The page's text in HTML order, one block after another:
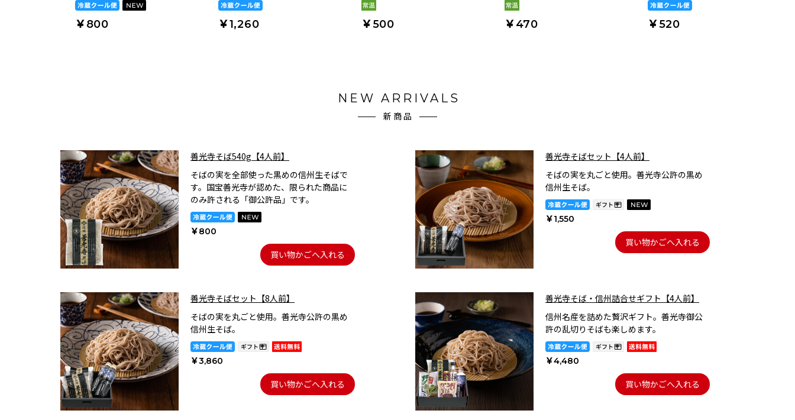
￥800 ￥1,260 ￥500 ￥470 ￥520
NEW ARRIVALS
新商品
善光寺そば540g【4人前】
そばの実を全部使った黒めの信州生そばで
す。国宝善光寺が認めた、限られた商品に
のみ許される「御公許品」です。
￥800
買い物かごへ入れる
善光寺そばセット【4人前】
そばの実を丸ごと使用。善光寺公許の黒め
信州生そば。
￥1,550
買い物かごへ入れる
善光寺そばセット【8人前】
そばの実を丸ごと使用。善光寺公許の黒め
信州生そば。
￥3,860
買い物かごへ入れる
善光寺そば・信州詰合せギフト【4人前】
信州名産を詰めた贅沢ギフト。善光寺御公
許の乱切りそばも楽しめます。
￥4,480
買い物かごへ入れる